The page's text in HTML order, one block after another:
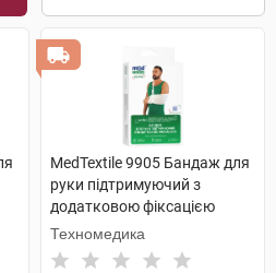
MedTextile 9905 Бандаж для
руки підтримуючий з
додатковою фіксацією
розмір M 1 шт
Техномедика